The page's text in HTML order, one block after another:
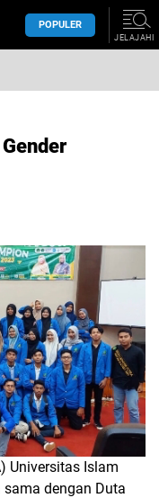
POPULER
JELAJAHI
Universitas Islam
sama dengan Duta